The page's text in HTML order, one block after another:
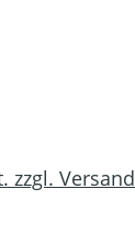
zzgl.